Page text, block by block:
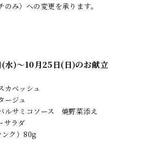
み）への変更を承ります。
水)～10月25日(日)のお献立
カベッシュ
ージュ
サミコソース 焼野菜添え
サラダ
ク）80g